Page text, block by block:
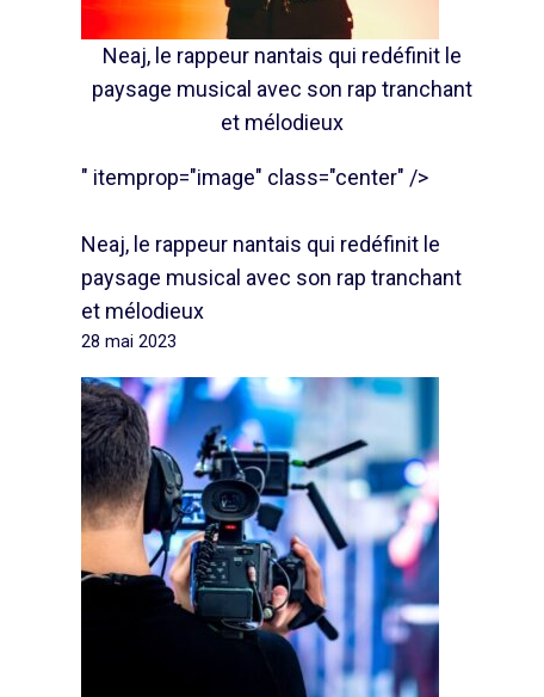
Neaj, le rappeur nantais qui redéfinit le
paysage musical avec son rap tranchant
et mélodieux
" itemprop="image" class="center" />
Neaj, le rappeur nantais qui redéfinit le
paysage musical avec son rap tranchant
et mélodieux
28 mai 2023